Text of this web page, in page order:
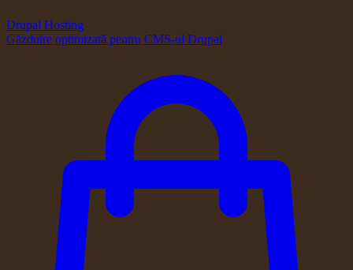
Drupal Hosting
Găzduire optimizată pentru CMS-ul Drupal